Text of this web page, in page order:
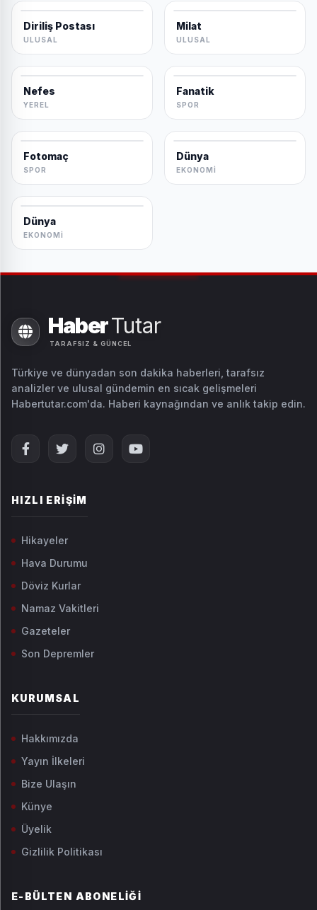
Diriliş Postası
ULUSAL
Milat
ULUSAL
Nefes
YEREL
Fanatik
SPOR
Fotomaç
SPOR
Dünya
EKONOMI
Dünya
EKONOMI
HaberTutar
TARAFSIZ & GÜNCEL
Türkiye ve dünyadan son dakika haberleri, tarafsız
analizler ve ulusal gündemin en sıcak gelişmeleri
Habertutar.com'da. Haberi kaynağından ve anlık takip edin.
HIZLI ERIŞIM
Hikayeler
Hava Durumu
Döviz Kurlar
Namaz Vakitleri
Gazeteler
Son Depremler
KURUMSAL
Hakkımızda
Yayın İlkeleri
Bize Ulaşın
Künye
Üyelik
Gizlilik Politikası
E-BÜLTEN ABONELIĞI